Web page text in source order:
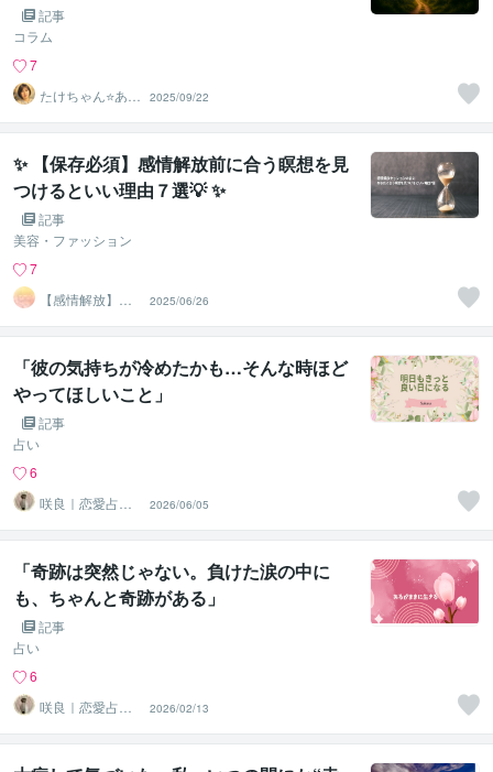
記事
コラム
7
たけちゃん⭐あな
たの魅力を見つ
ける対話人
2025/09/22
✨ 【保存必須】感情解放前に合う瞑想を見
つけるといい理由７選💡 ✨
記事
美容・ファッション
7
【感情解放】本
当の自分で生き
る
2025/06/26
「彼の気持ちが冷めたかも…そんな時ほど
やってほしいこと」
記事
占い
6
咲良｜恋愛占い
心導師
2026/06/05
「奇跡は突然じゃない。負けた涙の中に
も、ちゃんと奇跡がある」
記事
占い
6
咲良｜恋愛占い
心導師
2026/02/13